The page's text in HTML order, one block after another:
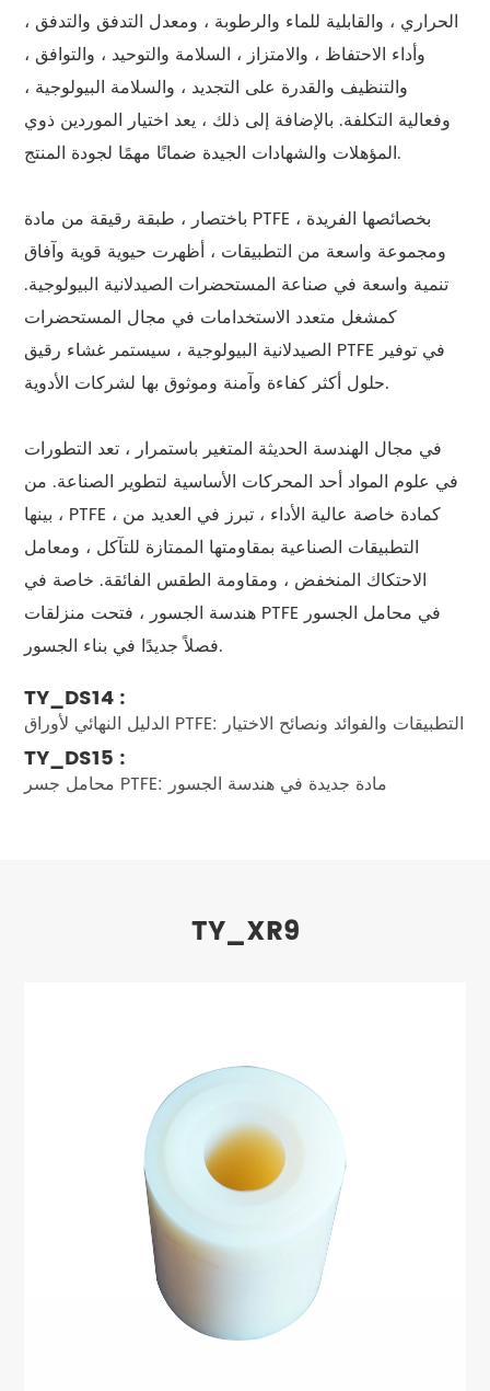
الحراري ، والقابلية للماء والرطوبة ، ومعدل التدفق والتدفق ،
وأداء الاحتفاظ ، والامتزاز ، السلامة والتوحيد ، والتوافق ،
والتنظيف والقدرة على التجديد ، والسلامة البيولوجية ،
وفعالية التكلفة. بالإضافة إلى ذلك ، يعد اختيار الموردين ذوي
المؤهلات والشهادات الجيدة ضمانًا مهمًا لجودة المنتج.
باختصار ، طبقة رقيقة من مادة PTFE ، بخصائصها الفريدة
ومجموعة واسعة من التطبيقات ، أظهرت حيوية قوية وآفاق
تنمية واسعة في صناعة المستحضرات الصيدلانية البيولوجية.
كمشغل متعدد الاستخدامات في مجال المستحضرات
الصيدلانية البيولوجية ، سيستمر غشاء رقيق PTFE في توفير
حلول أكثر كفاءة وآمنة وموثوق بها لشركات الأدوية.
في مجال الهندسة الحديثة المتغير باستمرار ، تعد التطورات
في علوم المواد أحد المحركات الأساسية لتطوير الصناعة. من
بينها ، PTFE ، كمادة خاصة عالية الأداء ، تبرز في العديد من
التطبيقات الصناعية بمقاومتها الممتازة للتآكل ، ومعامل
الاحتكاك المنخفض ، ومقاومة الطقس الفائقة. خاصة في
هندسة الجسور ، فتحت منزلقات PTFE في محامل الجسور
فصلاً جديدًا في بناء الجسور.
TY_DS14 :
الدليل النهائي لأوراق PTFE: التطبيقات والفوائد ونصائح الاختيار
TY_DS15 :
محامل جسر PTFE: مادة جديدة في هندسة الجسور
TY_XR9